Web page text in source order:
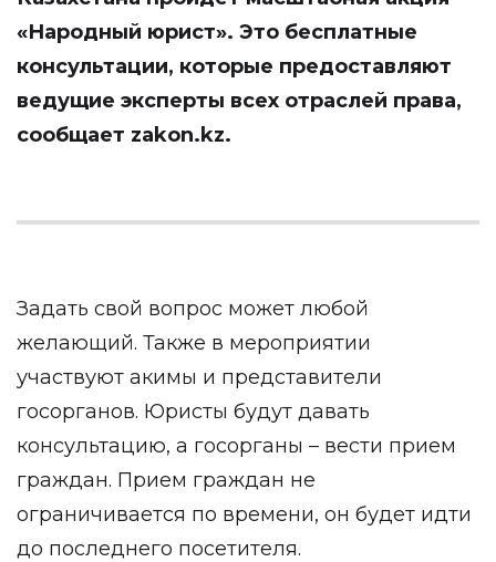
«Народный юрист». Это бесплатные
консультации, которые предоставляют
ведущие эксперты всех отраслей права,
сообщает zakon.kz.
Задать свой вопрос может любой
желающий. Также в мероприятии
участвуют акимы и представители
госорганов. Юристы будут давать
консультацию, а госорганы – вести прием
граждан. Прием граждан не
ограничивается по времени, он будет идти
до последнего посетителя.